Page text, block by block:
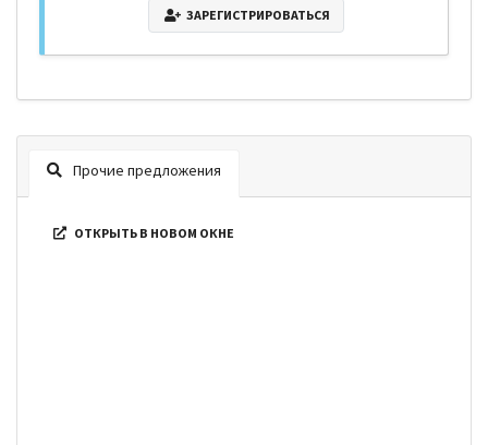
ЗАРЕГИСТРИРОВАТЬСЯ
Прочие предложения
ОТКРЫТЬ В НОВОМ ОКНЕ